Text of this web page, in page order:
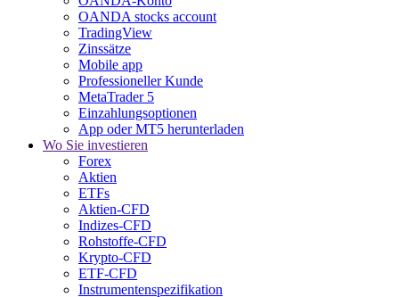
OANDA stocks account
TradingView
Zinssätze
Mobile app
Professioneller Kunde
MetaTrader 5
Einzahlungsoptionen
App oder MT5 herunterladen
Wo Sie investieren
Forex
Aktien
ETFs
Aktien-CFD
Indizes-CFD
Rohstoffe-CFD
Krypto-CFD
ETF-CFD
Instrumentenspezifikation